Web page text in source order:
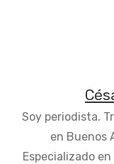
Soy periodista.
en Buenos
Especializado